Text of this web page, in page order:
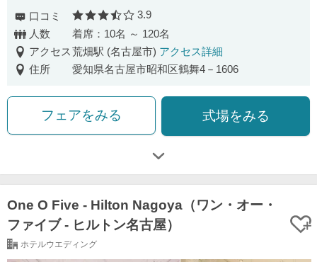
口コミ 口コミ評価
3.9
人数
着席：10名 ～ 120名
アクセス荒畑駅 (名古屋市) アクセス詳細
住所
愛知県名古屋市昭和区鶴舞4－1606
フェアをみる 式場をみる
One O Five - Hilton Nagoya（ワン・オー・
ファイブ ‐ ヒルトン名古屋）
ホテルウエディング